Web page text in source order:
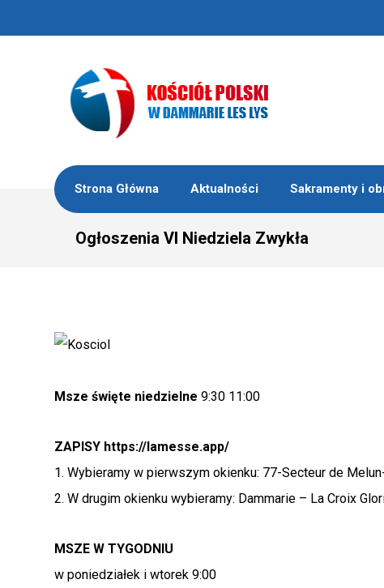
Strona Główna Aktualności Sakramenty i
Ogłoszenia VI Niedziela Zwykła
Msze święte niedzielne9:30 11:00
ZAPISY https://lamesse.app/
1. Wybieramy w pierwszym okienku: 77-Secteur de
2. W drugim okienku wybieramy: Dammarie – La Croix
MSZE W TYGODNIU
w poniedziałek i wtorek 9:00